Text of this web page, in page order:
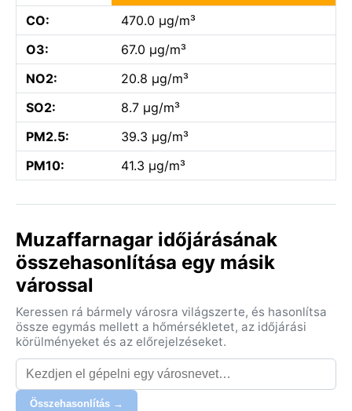
CO:
470.0 µg/m³
O3:
67.0 µg/m³
NO2:
20.8 µg/m³
SO2:
8.7 µg/m³
PM2.5:
39.3 µg/m³
PM10:
41.3 µg/m³
Muzaffarnagar időjárásának
összehasonlítása egy másik
várossal
Keressen rá bármely városra világszerte, és hasonlítsa
össze egymás mellett a hőmérsékletet, az időjárási
körülményeket és az előrejelzéseket.
Összehasonlítás →